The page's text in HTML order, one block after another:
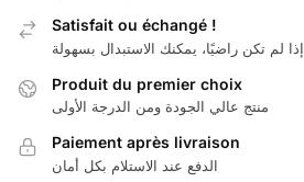
Satisfait ou échangé !
إذا لم تكن راضيًا، يمكنك الاستبدال بسهولة
Produit du premier choix
منتج عالي الجودة ومن الدرجة الأولى
Paiement après livraison
الدفع عند الاستلام بكل أمان